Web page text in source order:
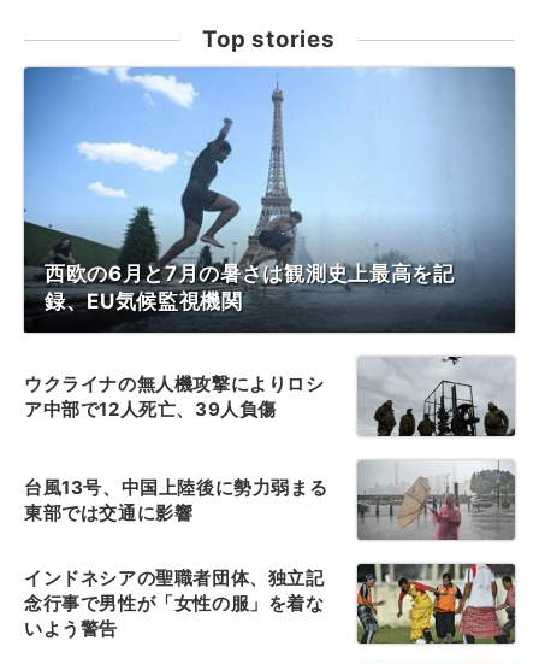
Top stories
西欧の6月と7月の暑さは観測史上最高を記
録、EU気候監視機関
ウクライナの無人機攻撃によりロシ
ア中部で12人死亡、39人負傷
台風13号、中国上陸後に勢力弱まる
東部では交通に影響
インドネシアの聖職者団体、独立記
念行事で男性が「女性の服」を着な
いよう警告